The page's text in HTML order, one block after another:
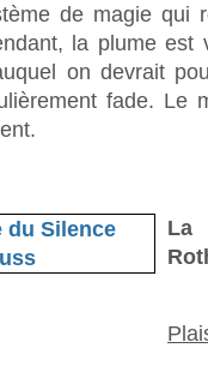
de magie qui
la plume
on devrait
fade. Le
La